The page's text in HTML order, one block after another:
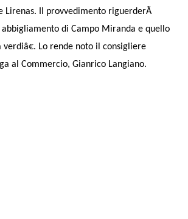
Lirenas. Il provvedimento riguerderÃ
di Campo Miranda e quello
Lo rende noto il consigliere
al Commercio, Gianrico Langiano.